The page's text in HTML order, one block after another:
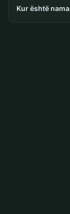
Kur është